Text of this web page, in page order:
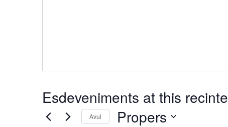
Esdeveniments at this recinte
Avui Propers